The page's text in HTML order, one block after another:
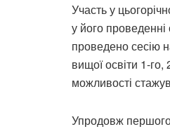
Участь у
у його проведенні
проведено сесію
вищої освіти 1-
можливості
Упродовж першого